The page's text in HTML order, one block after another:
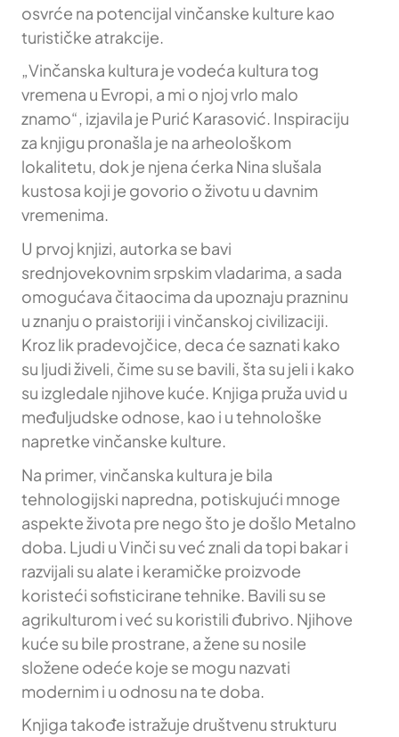
osvrće na potencijal vinčanske kulture kao
turističke atrakcije.
„Vinčanska kultura je vodeća kultura tog
vremena u Evropi, a mi o njoj vrlo malo
znamo“, izjavila je Purić Karasović. Inspiraciju
za knjigu pronašla je na arheološkom
lokalitetu, dok je njena ćerka Nina slušala
kustosa koji je govorio o životu u davnim
vremenima.
U prvoj knjizi, autorka se bavi
srednjovekovnim srpskim vladarima, a sada
omogućava čitaocima da upoznaju prazninu
u znanju o praistoriji i vinčanskoj civilizaciji.
Kroz lik pradevojčice, deca će saznati kako
su ljudi živeli, čime su se bavili, šta su jeli i kako
su izgledale njihove kuće. Knjiga pruža uvid u
međuljudske odnose, kao i u tehnološke
napretke vinčanske kulture.
Na primer, vinčanska kultura je bila
tehnologijski napredna, potiskujući mnoge
aspekte života pre nego što je došlo Metalno
doba. Ljudi u Vinči su već znali da topi bakar i
razvijali su alate i keramičke proizvode
koristeći sofisticirane tehnike. Bavili su se
agrikulturom i već su koristili đubrivo. Njihove
kuće su bile prostrane, a žene su nosile
složene odeće koje se mogu nazvati
modernim i u odnosu na te doba.
Knjiga takođe istražuje društvenu strukturu